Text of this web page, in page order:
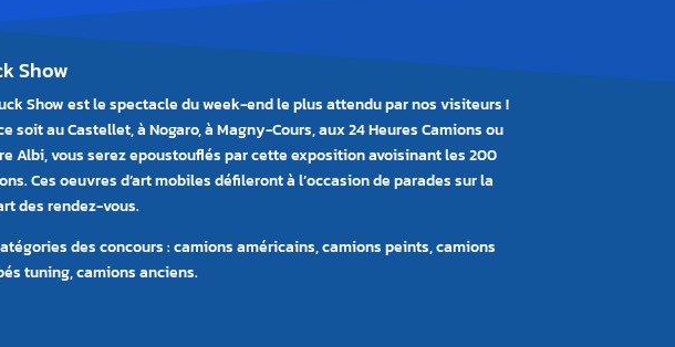
Show
Show est le spectacle du week-end le plus attendu par nos visiteurs !
soit au Castellet, à Nogaro, à Magny-Cours, aux 24 Heures Camions ou
Albi, vous serez epoustouflés par cette exposition avoisinant les 200
Ces oeuvres d’art mobiles défileront à l’occasion de parades sur la
des rendez-vous.
des concours : camions américains, camions peints, camions
tuning, camions anciens.